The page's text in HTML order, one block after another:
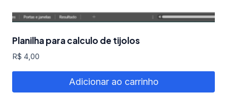
Planilha para calculo de tijolos
R$ 4,00
Adicionar ao carrinho